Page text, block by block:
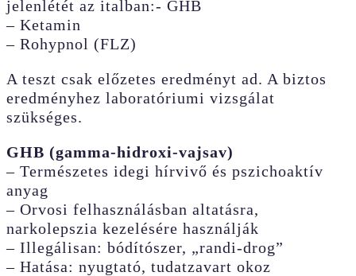
jelenlétét az italban:- GHB
– Ketamin
– Rohypnol (FLZ)
A teszt csak előzetes eredményt ad. A biztos
eredményhez laboratóriumi vizsgálat
szükséges.
GHB (gamma-hidroxi-vajsav)
– Természetes idegi hírvivő és pszichoaktív
anyag
– Orvosi felhasználásban altatásra,
narkolepszia kezelésére használják
– Illegálisan: bódítószer, „randi-drog”
– Hatása: nyugtató, tudatzavart okoz